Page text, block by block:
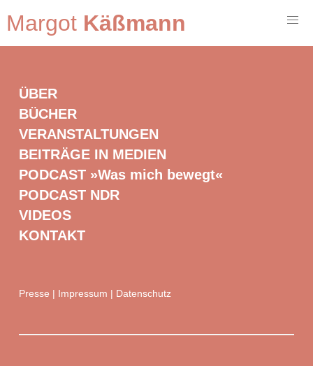
Margot Käßmann
ÜBER
BÜCHER
VERANSTALTUNGEN
BEITRÄGE IN MEDIEN
PODCAST »Was mich bewegt«
PODCAST NDR
VIDEOS
KONTAKT
Presse Impressum Datenschutz